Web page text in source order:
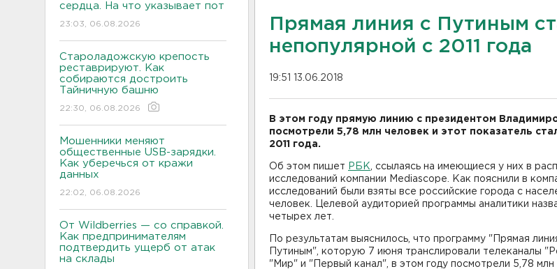
сердца. На что указывает пот
23:03, 06.08.2026
Староладожскую крепость
реставрируют. Как
собираются достроить
Тайничную башню
22:30, 06.08.2026
Мошенники меняют
общественные USB-зарядки.
Как уберечься от кражи
данных
22:02, 06.08.2026
От Wildberries — со справкой.
Как предпринимателям
подтвердить ущерб от атак
на склады
Прямая линия с Путиным
непопулярной с 2011 года
19:51 13.06.2018
В этом году прямую линию с президентом
посмотрели 5,78 млн человек и этот показатель
2011 года.
Об этом пишет РБК , ссылаясь на имеющиеся у них в
исследований компании Mediascope. Как пояснили в
исследований были взяты все российские города с
человек. Целевой аудиторией программы аналитики
четырех лет.​
По результатам выяснилось, что программу "Прямая
Путиным", которую 7 июня транслировали телеканалы
"Мир" и "Первый канал", в этом году посмотрели 5,78 млн